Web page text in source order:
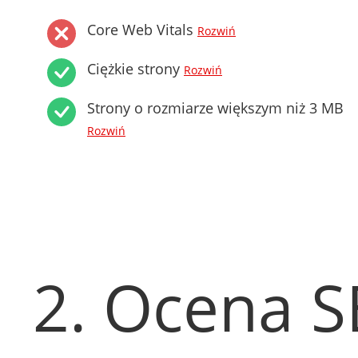
Core Web Vitals Rozwiń
Ciężkie strony Rozwiń
Strony o rozmiarze większym niż 3 MB
Rozwiń
2. Ocena